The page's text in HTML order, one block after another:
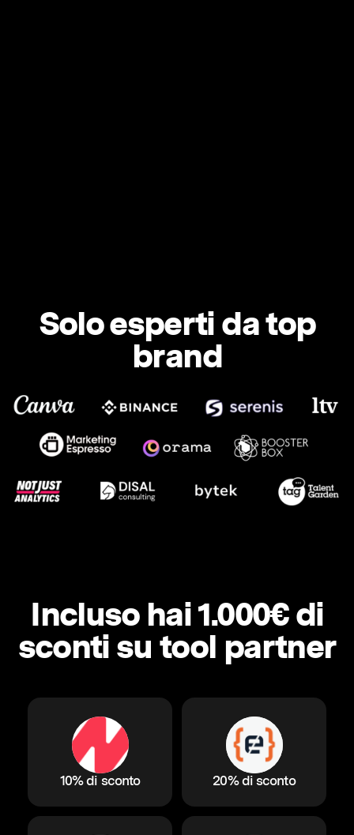
Solo esperti da top
brand
Incluso hai 1.000€ di
sconti su tool partner
10% di sconto 20% di sconto